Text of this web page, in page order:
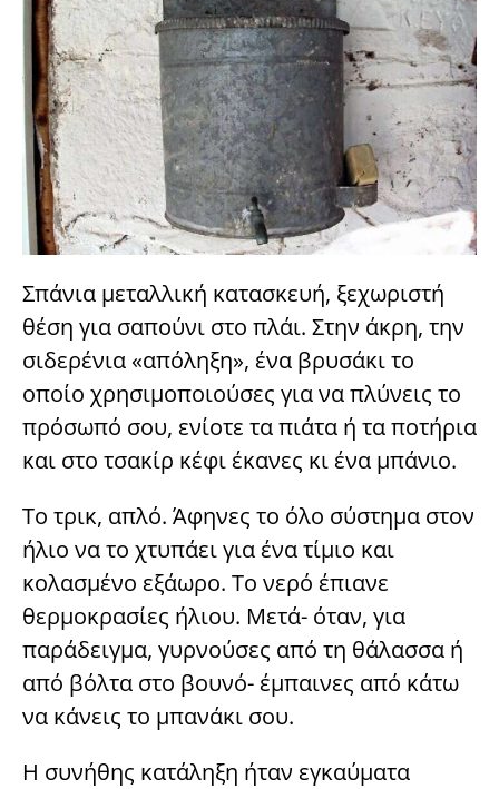
Σπάνια μεταλλική κατασκευή, ξεχωριστή
θέση για σαπούνι στο πλάι. Στην άκρη, την
σιδερένια «απόληξη», ένα βρυσάκι το
οποίο χρησιμοποιούσες για να πλύνεις το
πρόσωπό σου, ενίοτε τα πιάτα ή τα ποτήρια
και στο τσακίρ κέφι έκανες κι ένα μπάνιο.
Το τρικ, απλό. Άφηνες το όλο σύστημα στον
ήλιο να το χτυπάει για ένα τίμιο και
κολασμένο εξάωρο. Το νερό έπιανε
θερμοκρασίες ήλιου. Μετά- όταν, για
παράδειγμα, γυρνούσες από τη θάλασσα ή
από βόλτα στο βουνό- έμπαινες από κάτω
να κάνεις το μπανάκι σου.
Η συνήθης κατάληξη ήταν εγκαύματα